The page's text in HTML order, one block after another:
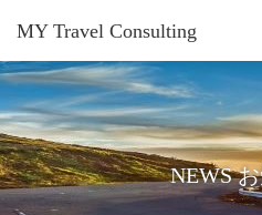
MY Travel Consulting
NEWS